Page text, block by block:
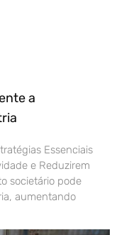
a
Essenciais
e Reduzirem
societário pode
aumentando